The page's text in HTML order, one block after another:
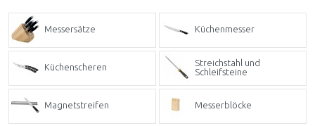
Messersätze Küchenmesser
Küchenscheren
Streichstahl und
Schleifsteine
Magnetstreifen Messerblöcke